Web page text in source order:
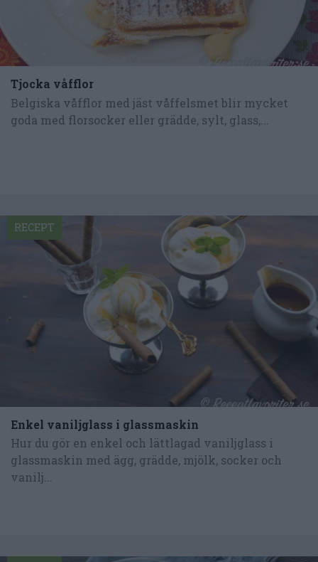
Tjocka våfflor
Belgiska våfflor med jäst våffelsmet blir mycket
goda med florsocker eller grädde, sylt, glass,...
Enkel vaniljglass i glassmaskin
Hur du gör en enkel och lättlagad vaniljglass i
glassmaskin med ägg, grädde, mjölk, socker och
vanilj...
RECEPT